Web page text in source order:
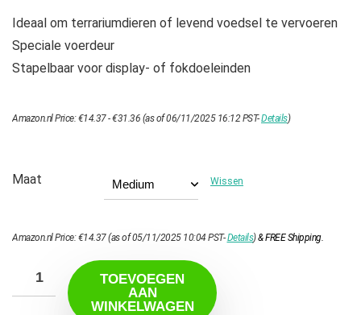
Ideaal om terrariumdieren of levend voedsel te vervoeren
Speciale voerdeur
Stapelbaar voor display- of fokdoeleinden
Amazon.nl Price:€14.37-€31.36€14.37
(as of 06/11/2025 16:12 PST-Details)
Maat Wissen
Amazon.nl Price:€14.37(as of 05/11/2025 10:04 PST-Details)&FREE Shipping.
TOEVOEGEN
AAN
WINKELWAGEN